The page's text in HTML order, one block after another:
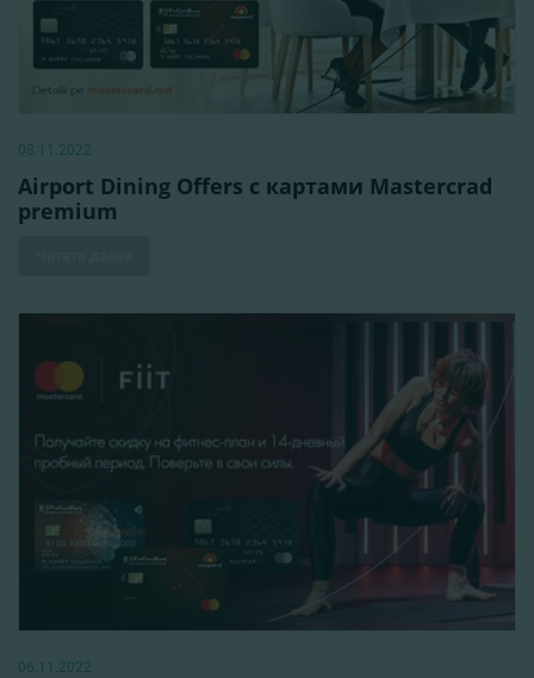
08.11.2022
Airport Dining Offers с картами Mastercrad
premium
06.11.2022